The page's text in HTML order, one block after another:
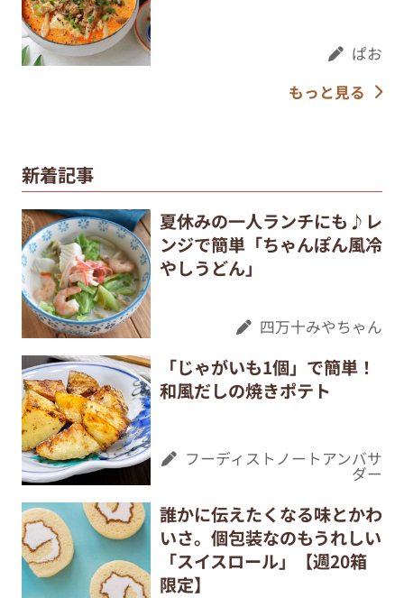
ぱお
もっと見る
新着記事
夏休みの一人ランチにも♪レ
ンジで簡単「ちゃんぽん風冷
やしうどん」
四万十みやちゃん
「じゃがいも1個」で簡単！
和風だしの焼きポテト
フーディストノートアンバサ
ダー
誰かに伝えたくなる味とかわ
いさ。個包装なのもうれしい
「スイスロール」【週20箱
限定】